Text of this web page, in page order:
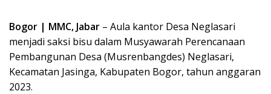
Bogor | MMC, Jabar – Aula kantor Desa Neglasari
menjadi saksi bisu dalam Musyawarah Perencanaan
Pembangunan Desa (Musrenbangdes) Neglasari,
Kecamatan Jasinga, Kabupaten Bogor, tahun anggaran
2023.